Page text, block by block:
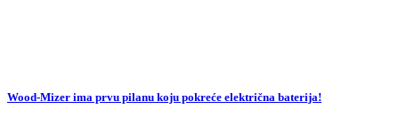
Wood-Mizer ima prvu pilanu koju pokreće električna baterija!